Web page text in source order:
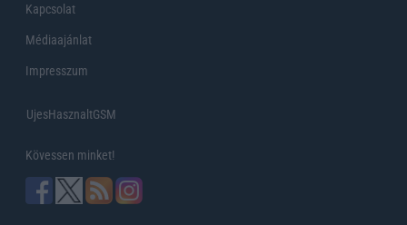
Kapcsolat
Médiaajánlat
Impresszum
UjesHasznaltGSM
Kövessen minket!